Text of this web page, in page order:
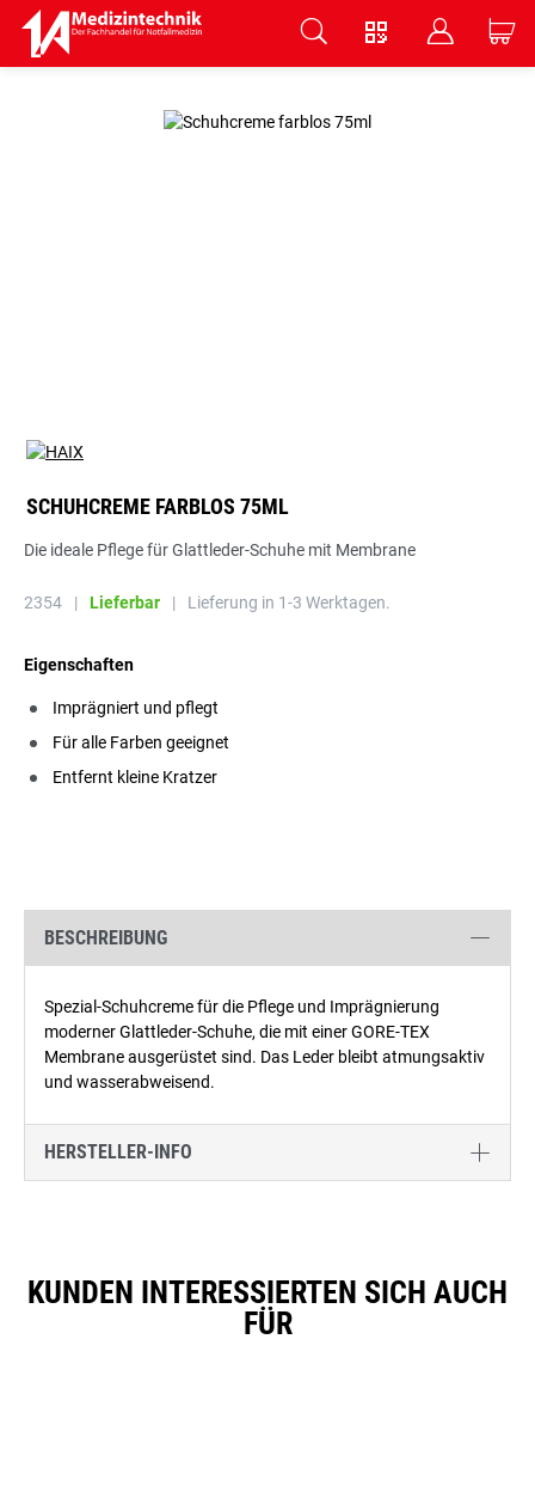
V B C
SCHUHCREME FARBLOS 75ML
Die ideale Pflege für Glattleder-Schuhe mit Membrane
2354 | Lieferbar | Lieferung in 1-3 Werktagen.
Eigenschaften
Imprägniert und pflegt
Für alle Farben geeignet
Entfernt kleine Kratzer
BESCHREIBUNG
Spezial-Schuhcreme für die Pflege und Imprägnierung
moderner Glattleder-Schuhe, die mit einer GORE-TEX
Membrane ausgerüstet sind. Das Leder bleibt atmungsaktiv
und wasserabweisend.
HERSTELLER-INFO
KUNDEN INTERESSIERTEN SICH AUCH
FÜR